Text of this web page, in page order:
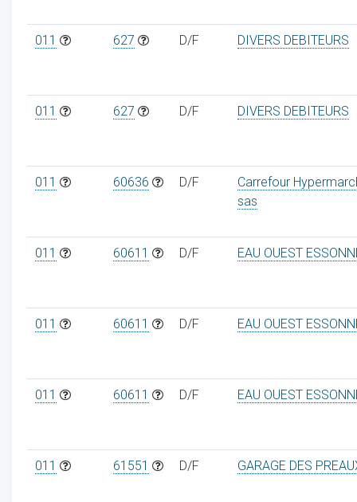
011 627 D/F DIVERS DEBITEURS
011 627 D/F DIVERS DEBITEURS
011 60636 D/F
Carrefour
sas
011 60611 D/F EAU OUEST
011 60611 D/F EAU OUEST
011 60611 D/F EAU OUEST
011 61551 D/F GARAGE DES